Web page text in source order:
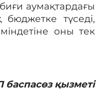
аумақтардағы
түседі,
оны тек
қызметі